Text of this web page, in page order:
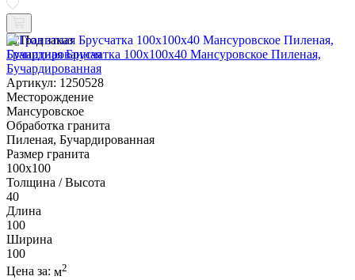
Под заказ
Гранитная Брусчатка 100х100x40 Мансуровское Пиленая,
Бучардированная
Артикул: 1250528
Месторождение
Мансуровское
Обработка гранита
Пиленая, Бучардированная
Размер гранита
100х100
Толщина / Высота
40
Длина
100
Ширина
100
Цена за: м2